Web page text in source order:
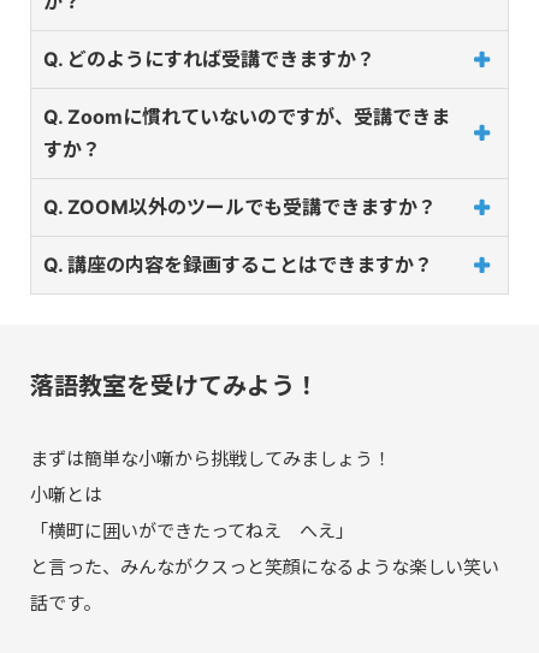
Q. どのようにすれば受講できますか？
Q. Zoomに慣れていないのですが、受講できま
すか？
Q. ZOOM以外のツールでも受講できますか？
Q. 講座の内容を録画することはできますか？
落語教室を受けてみよう！
まずは簡単な小噺から挑戦してみましょう！
小噺とは
「横町に囲いができたってねえ へえ」
と言った、みんながクスっと笑顔になるような楽しい笑い
話です。